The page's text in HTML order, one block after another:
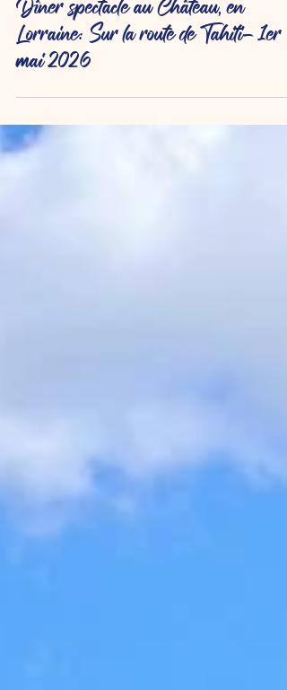
1 févr.
Dîner spectacle au Château, en
Lorraine: Sur la route de Tahiti- 1er
mai 2026